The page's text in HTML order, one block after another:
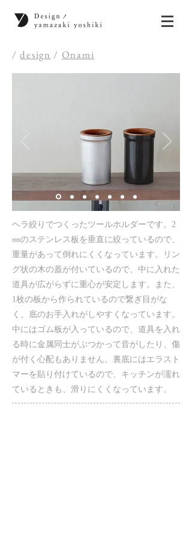
/design / Onami
ヘラ絞りでつくったツールホルダーです。2
㎜のステンレス板を垂直に絞っているので、
重量があって倒れにくくなっています。リン
グ状の木の蓋が付いているので、中に入れた
道具が広がらずに重心が安定します。また、
1枚の板から作られているので繋ぎ目がな
く、底のお手入れがしやすくなっています。
中にはゴム板が入っているので、道具を入れ
る時に金属同士がぶつかって音がしたり、傷
が付く心配もありません。裏底にはエラスト
マーを貼り付けているので、キッチンが濡れ
ているときも、滑りにくくなっています。